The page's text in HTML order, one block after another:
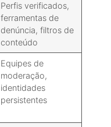
Perfis verificados,
ferramentas de
denúncia, filtros de
conteúdo
Equipes de
moderação,
identidades
persistentes